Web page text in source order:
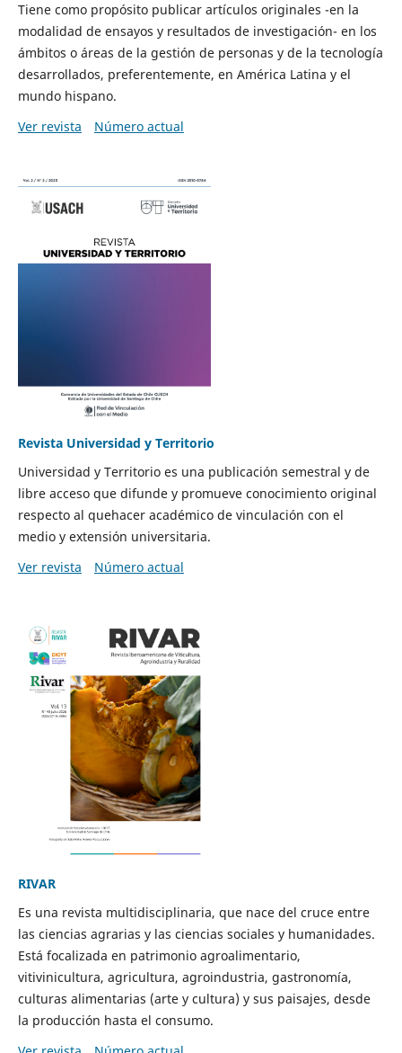
Tiene como propósito publicar artículos originales -en la
modalidad de ensayos y resultados de investigación- en los
ámbitos o áreas de la gestión de personas y de la tecnología
desarrollados, preferentemente, en América Latina y el
mundo hispano.
Ver revista
Número actual
Revista Universidad y Territorio
Universidad y Territorio es una publicación semestral y de
libre acceso que difunde y promueve conocimiento original
respecto al quehacer académico de vinculación con el
medio y extensión universitaria.
Ver revista
Número actual
RIVAR
Es una revista multidisciplinaria, que nace del cruce entre
las ciencias agrarias y las ciencias sociales y humanidades.
Está focalizada en patrimonio agroalimentario,
vitivinicultura, agricultura, agroindustria, gastronomía,
culturas alimentarias (arte y cultura) y sus paisajes, desde
la producción hasta el consumo.